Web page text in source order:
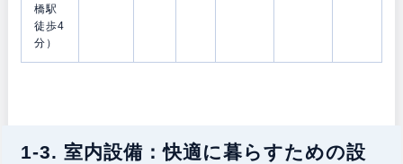
橋駅
徒歩4
分）
1-3. 室内設備：快適に暮らすための設